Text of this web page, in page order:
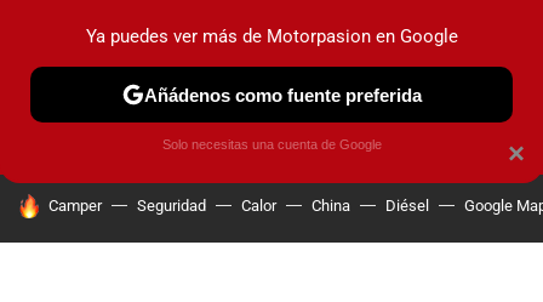
PRUEBAS COCHES ELÉCTRICOS OBSERVATORIO
HOY SE HABLA DE
Camper Seguridad Calor China Diésel Google
×
Ya puedes ver más de Motorpasion en Google
Añádenos como fuente preferida
Solo necesitas una cuenta de Google